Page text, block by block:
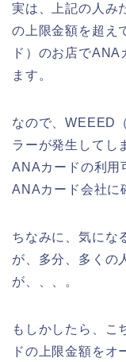
実は、上記の人み
の上限金額を超え
ド）のお店で
ます。
なので、WEEED
ラーが発生してし
ANAカードの利用
ANAカード会社に
ちなみに、気にな
が、多分、多くの
が、、、。
もしかしたら、こ
ドの上限金額をオ